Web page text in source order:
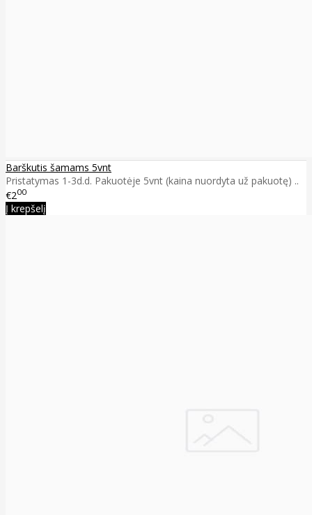
Barškutis šamams 5vnt
Pristatymas 1-3d.d. Pakuotėje 5vnt (kaina nuordyta už pakuotę) ..
€200
Į krepšelį